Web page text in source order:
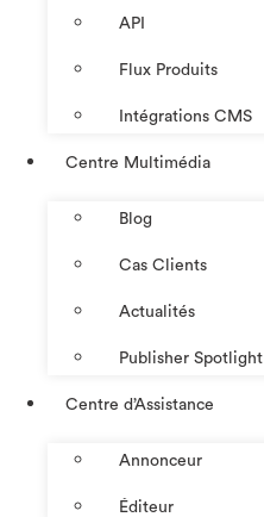
API
Flux Produits
Intégrations CMS
Centre Multimédia
Blog
Cas Clients
Actualités
Publisher Spotlight
Centre d’Assistance
Annonceur
Éditeur